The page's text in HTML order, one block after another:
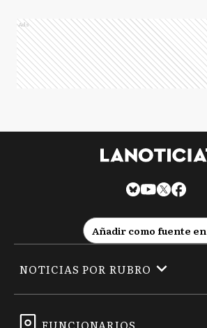
Ads
Añadir como fuente en
NOTICIAS POR RUBRO